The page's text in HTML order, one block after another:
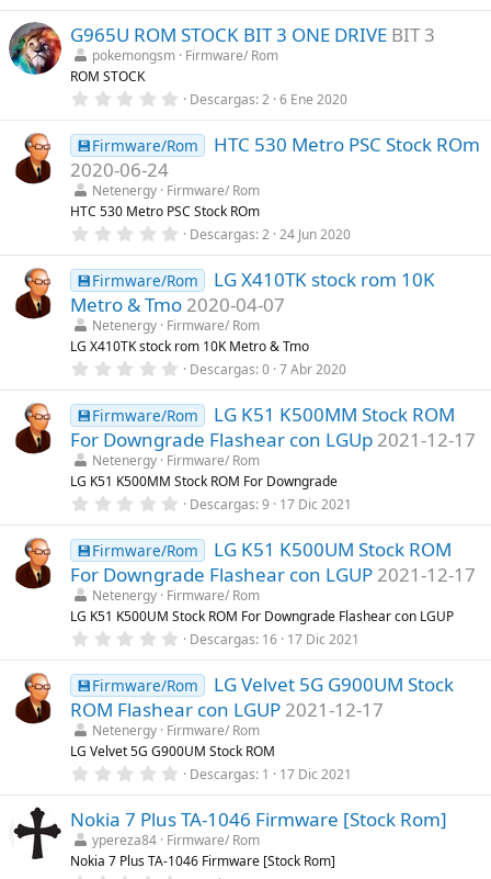
s
)
0
0
e
r
l
l
a
s
)
G965U ROM STOCK BIT 3 ONE DRIVE BIT 3
pokemongsm Firmware/ Rom
ROM STOCK
0
0
0
e
t
r
e
l
a
(
s
)
Descargas 2 6 Ene 2020
💾Firmware/Rom
HTC 530 Metro PSC Stock ROm
2020-06-24
Netenergy Firmware/ Rom
HTC 530 Metro PSC Stock ROm
0
0
0
e
s
t
r
e
l
a
(
s
)
Descargas 2 24 Jun 2020
💾Firmware/Rom
LG X410TK stock rom 10K
Metro & Tmo 2020-04-07
Netenergy Firmware/ Rom
LG X410TK stock rom 10K Metro & Tmo
0
0
0
e
s
t
r
e
l
a
(
s
)
Descargas 0 7 Abr 2020
💾Firmware/Rom
LG K51 K500MM Stock ROM
For Downgrade Flashear con LGUp 2021-12-17
Netenergy Firmware/ Rom
LG K51 K500MM Stock ROM For Downgrade
0
0
0
e
s
t
r
e
l
a
(
s
)
Descargas 9 17 Dic 2021
💾Firmware/Rom
LG K51 K500UM Stock ROM
For Downgrade Flashear con LGUP 2021-12-17
Netenergy Firmware/ Rom
LG K51 K500UM Stock ROM For Downgrade Flashear con LGUP
0
0
0
e
s
t
r
e
l
(
s
)
Descargas 16 17 Dic 2021
💾Firmware/Rom
LG Velvet 5G G900UM Stock
ROM Flashear con LGUP 2021-12-17
Netenergy Firmware/ Rom
LG Velvet 5G G900UM Stock ROM
0
0
0
e
s
t
Descargas 1 17 Dic 2021
Nokia 7 Plus TA-1046 Firmware [Stock Rom]
ypereza84 Firmware/ Rom
Nokia 7 Plus TA-1046 Firmware [Stock Rom]